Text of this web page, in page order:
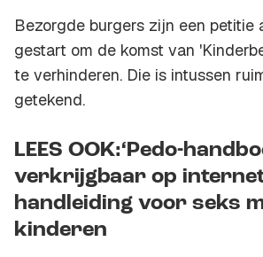
Bezorgde burgers zijn een petitie
gestart om de komst van
te verhinderen. Die is intussen
getekend.
LEES OOK:‘Pedo-
verkrijgbaar op
handleiding voor seks
kinderen